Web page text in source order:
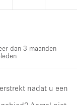
dan 3 maanden
nadat u een